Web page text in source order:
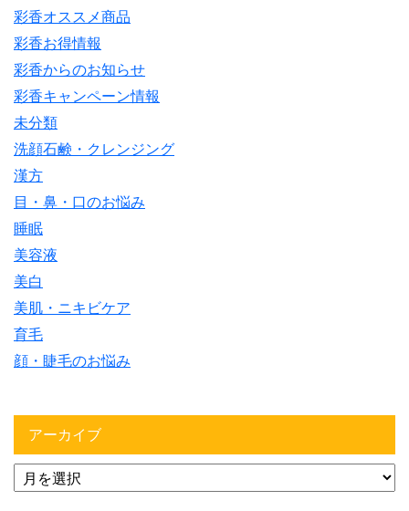
彩香オススメ商品
彩香お得情報
彩香からのお知らせ
彩香キャンペーン情報
未分類
洗顔石鹸・クレンジング
漢方
目・鼻・口のお悩み
睡眠
美容液
美白
美肌・ニキビケア
育毛
顔・睫毛のお悩み
アーカイブ